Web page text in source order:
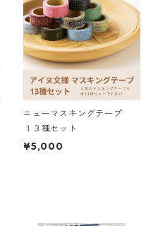
ニューマスキングテープ
１３種セット
¥5,000